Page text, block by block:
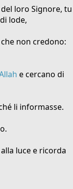
loro Signore, tu
lode,
non credono:
e cercano di
li informasse.
luce e ricorda